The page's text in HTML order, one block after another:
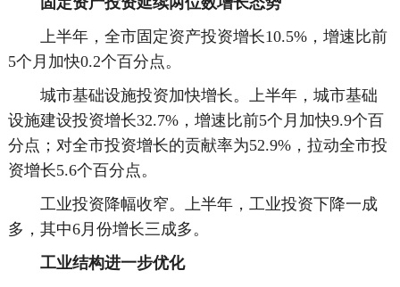
上半年，全市固定资产投资增长10.5%，增速比前
5个月加快0.2个百分点。
城市基础设施投资加快增长。上半年，城市基础
设施建设投资增长32.7%，增速比前5个月加快9.9个百
分点；对全市投资增长的贡献率为52.9%，拉动全市投
资增长5.6个百分点。
工业投资降幅收窄。上半年，工业投资下降一成
多，其中6月份增长三成多。
工业结构进一步优化